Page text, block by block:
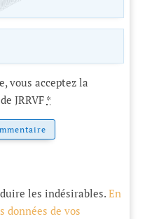
vous acceptez la
JRRVF *
les indésirables.En
données de vos